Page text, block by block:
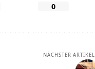
0
NÄCHSTER ARTIKEL